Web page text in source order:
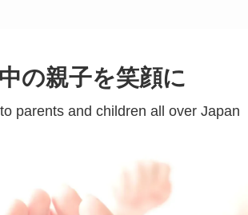
の親子を笑顔に
parents and children all over Japan